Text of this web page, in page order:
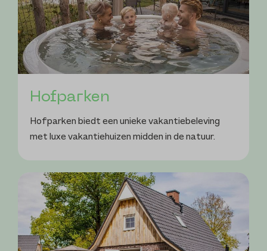
Hofparken
Hofparken biedt een unieke vakantiebeleving
met luxe vakantiehuizen midden in de natuur.